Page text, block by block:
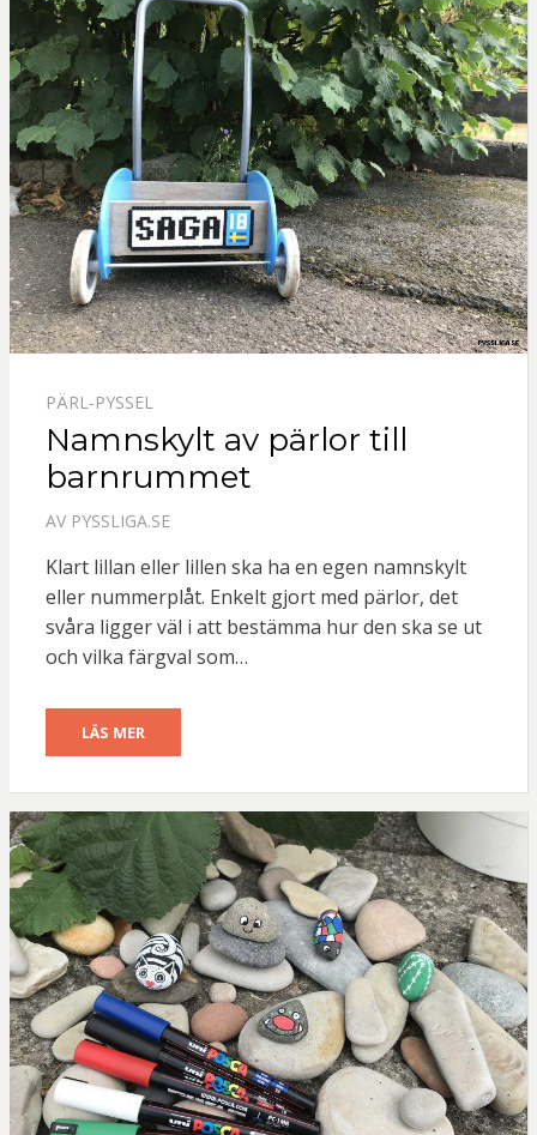
PÄRL-PYSSEL
Namnskylt av pärlor till
barnrummet
AV PYSSLIGA.SE
Klart lillan eller lillen ska ha en egen namnskylt
eller nummerplåt. Enkelt gjort med pärlor, det
svåra ligger väl i att bestämma hur den ska se ut
och vilka färgval som…
LÄS MER